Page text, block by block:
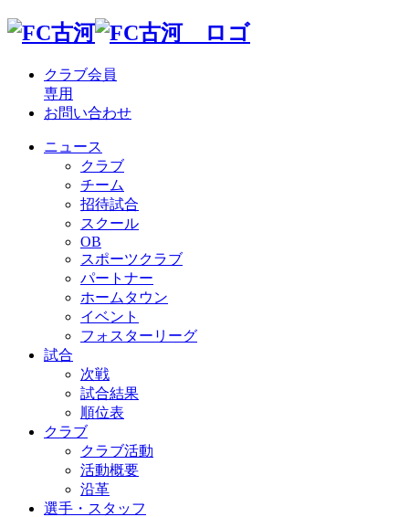
クラブ会員
専用
お問い合わせ
ニュース
クラブ
チーム
招待試合
スクール
OB
スポーツクラブ
パートナー
ホームタウン
イベント
フォスターリーグ
試合
次戦
試合結果
順位表
クラブ
クラブ活動
活動概要
沿革
選手・スタッフ